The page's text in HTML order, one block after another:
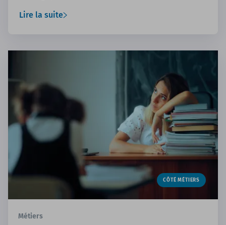
publique, que nous présente Laura Jouvert
Lire la suite
CÔTÉ MÉTIERS
Métiers